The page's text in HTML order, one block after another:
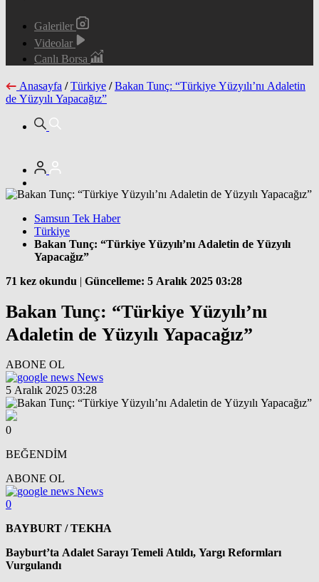
Galeriler
Videolar
Canlı Borsa
Anasayfa / Türkiye / Bakan Tunç: “Türkiye Yüzyılı’nı Adaletin
de Yüzyılı Yapacağız”
Samsun Tek Haber
Türkiye
Bakan Tunç: “Türkiye Yüzyılı’nı Adaletin de Yüzyılı
Yapacağız”
71 kez okundu | Güncelleme: 5 Aralık 2025 03:28
Bakan Tunç: “Türkiye Yüzyılı’nı
Adaletin de Yüzyılı Yapacağız”
ABONE OL
News
5 Aralık 2025 03:28
0
BEĞENDİM
ABONE OL
News
0
BAYBURT / TEKHA
Bayburt’ta Adalet Sarayı Temeli Atıldı, Yargı Reformları
Vurgulandı